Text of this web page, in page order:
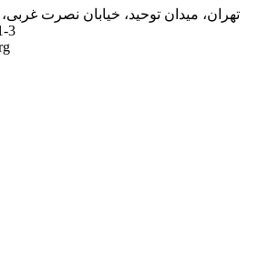
تهران، میدان توحید، خیابان نصرت غربی، پلاک15،
3